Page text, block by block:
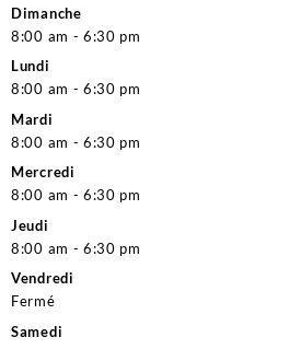
Dimanche
8:00 am - 6:30 pm
Lundi
8:00 am - 6:30 pm
Mardi
8:00 am - 6:30 pm
Mercredi
8:00 am - 6:30 pm
Jeudi
8:00 am - 6:30 pm
Vendredi
Fermé
Samedi